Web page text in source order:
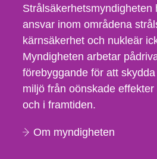
Strålsäkerhetsmyndigheten
ansvar inom områdena
kärnsäkerhet och nukleär
Myndigheten arbetar
förebyggande för att
miljö från oönskade
och i framtiden.
Om myndigheten